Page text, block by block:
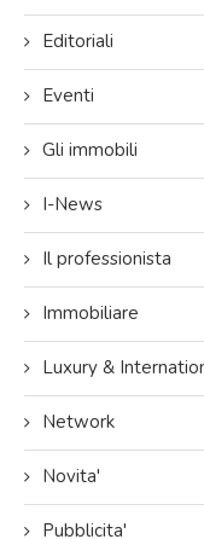
Editoriali
Eventi
Gli immobili
I-News
Il professionista
Immobiliare
Luxury &
Network
Novita'
Pubblicita'